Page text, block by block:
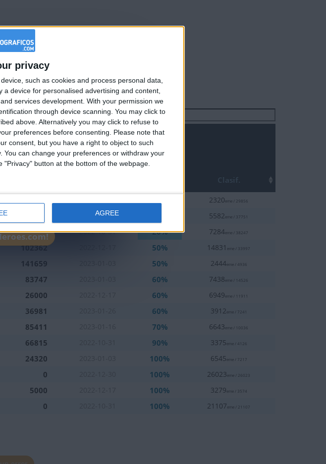
privacy
such as cookies and process personal data,
device for personalised advertising and content,
services development. With your permission we
through device scanning. You may click to
above. Alternatively you may click to refuse to
preferences before consenting.
Please note that
consent, but you have a right to object to such
You can change your preferences or withdraw your
button at the bottom of the webpage.
AGREE
Buscar:
2
Clasif.
2320eme / 29856
2023-01-16 5582eme / 37751
135528 2022-10-31 20% 7284eme / 38247
102362 50% 14831 eme / 33997
141659 50% 2444eme / 4936
83747 60% 7438eme / 14526
26000 60% 6949eme / 11911
36981 60% 3912eme / 7241
85411 70% 6643eme / 10036
66815 90% 3375eme / 4126
24320 100% 6545eme / 7217
0 100% 26023eme / 26023
5000 100% 3279eme / 3574
0 100% 21107eme / 21107
visiting from
country
now and be among
score on our